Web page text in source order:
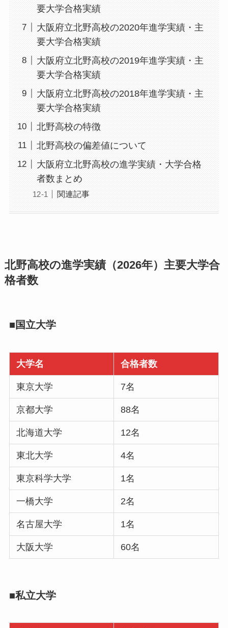
要大学合格実績
大阪府立北野高校の2020年進学実績・主
要大学合格実績
大阪府立北野高校の2019年進学実績・主
要大学合格実績
大阪府立北野高校の2018年進学実績・主
要大学合格実績
北野高校の特徴
北野高校の偏差値について
大阪府立北野高校の進学実績・大学合格
者数まとめ
関連記事
北野高校の進学実績（2026年）主要大学合
格者数
■国立大学
大学名 合格者数
東京大学 7名
京都大学 88名
北海道大学 12名
東北大学 4名
東京科学大学 1名
一橋大学 2名
名古屋大学 1名
大阪大学 60名
■私立大学